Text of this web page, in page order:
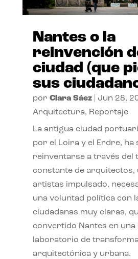
Nantes o la
reinvención
ciudad (que
sus
por Clara Sáez| Jun 28,
Arquitectura, Reportaje
La antigua ciudad
por el Loira y el Erdre, ha
reinventarse a través del
constante de arquitectos,
artistas impulsado,
una voluntad política con
ciudadanas muy claras,
convertido Nantes en una
laboratorio de
arquitectónica y urbana.